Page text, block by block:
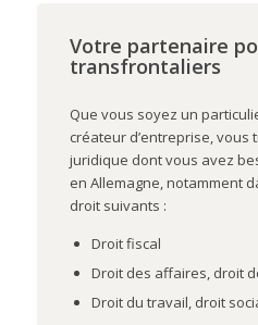
Votre partenaire
transfrontaliers
Que vous soyez un
créateur d’entreprise, vous
juridique dont vous avez
en Allemagne, notamment
droit suivants :
Droit fiscal
Droit des affaires, droit
Droit du travail, droit